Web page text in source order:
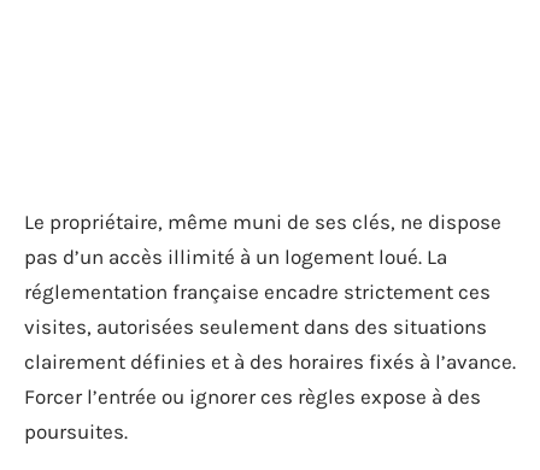
Le propriétaire, même muni de ses clés, ne dispose
pas d’un accès illimité à un logement loué. La
réglementation française encadre strictement ces
visites, autorisées seulement dans des situations
clairement définies et à des horaires fixés à l’avance.
Forcer l’entrée ou ignorer ces règles expose à des
poursuites.